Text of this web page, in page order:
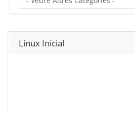
Linux Inicial